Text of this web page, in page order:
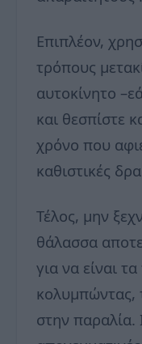
Επιπλέον,
τρόπους
αυτοκίνητο
και θεσπίστε
χρόνο που
καθιστικές
Τέλος, μην
θάλασσα
για να είναι
κολυμπώντας,
στην παραλία.